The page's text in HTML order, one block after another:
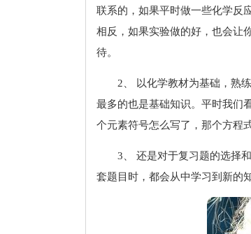
联系的，如果平时做一些化学反
相反，如果实验做的好，也会让
待。
2、 以化学教材为基础，熟
最多的也是基础知识。平时我们
个元素符号怎么写了，那个方程
3、 还是对于复习题的选择
套题目时，都会从中学习到新的